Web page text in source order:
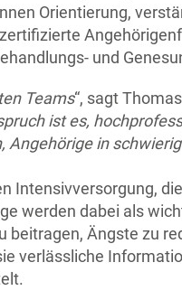
Orientierung,
und
Teams“, sagt
ist es,
in
Intensivversorgung,
werden dabei als
beitragen, Ängste zu
verlässliche